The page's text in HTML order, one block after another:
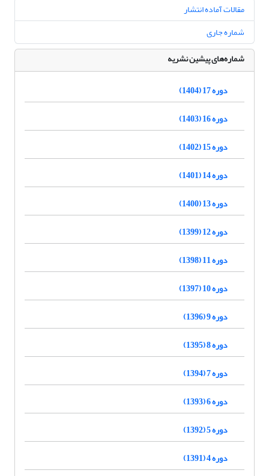
مقالات آماده انتشار
شماره جاری
شماره‌های پیشین نشریه
دوره 17 (1404)
دوره 16 (1403)
دوره 15 (1402)
دوره 14 (1401)
دوره 13 (1400)
دوره 12 (1399)
دوره 11 (1398)
دوره 10 (1397)
دوره 9 (1396)
دوره 8 (1395)
دوره 7 (1394)
دوره 6 (1393)
دوره 5 (1392)
دوره 4 (1391)